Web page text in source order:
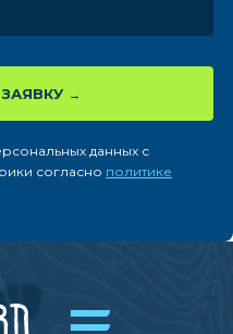
данных с
согласно политике